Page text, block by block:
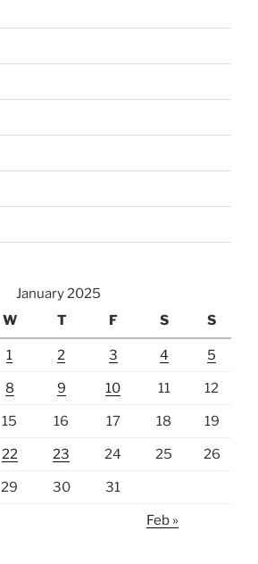
January 2025
W T F S S
1 2 3 4 5
8 9 10 11 12
15 16 17 18 19
22 23 24 25 26
29 30 31
Feb »